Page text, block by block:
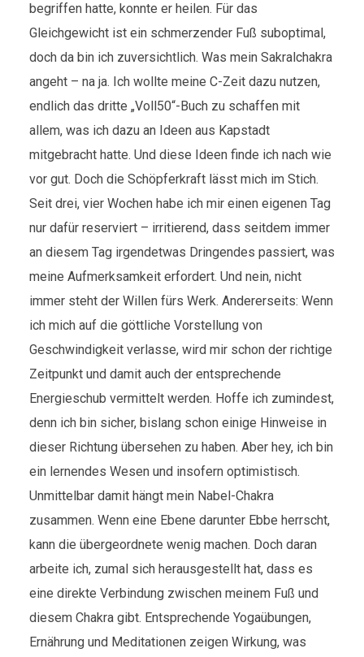
begriffen hatte, konnte er heilen. Für das
Gleichgewicht ist ein schmerzender Fuß suboptimal,
doch da bin ich zuversichtlich. Was mein Sakralchakra
angeht – na ja. Ich wollte meine C-Zeit dazu nutzen,
endlich das dritte „Voll50“-Buch zu schaffen mit
allem, was ich dazu an Ideen aus Kapstadt
mitgebracht hatte. Und diese Ideen finde ich nach wie
vor gut. Doch die Schöpferkraft lässt mich im Stich.
Seit drei, vier Wochen habe ich mir einen eigenen Tag
nur dafür reserviert – irritierend, dass seitdem immer
an diesem Tag irgendetwas Dringendes passiert, was
meine Aufmerksamkeit erfordert. Und nein, nicht
immer steht der Willen fürs Werk. Andererseits: Wenn
ich mich auf die göttliche Vorstellung von
Geschwindigkeit verlasse, wird mir schon der richtige
Zeitpunkt und damit auch der entsprechende
Energieschub vermittelt werden. Hoffe ich zumindest,
denn ich bin sicher, bislang schon einige Hinweise in
dieser Richtung übersehen zu haben. Aber hey, ich bin
ein lernendes Wesen und insofern optimistisch.
Unmittelbar damit hängt mein Nabel-Chakra
zusammen. Wenn eine Ebene darunter Ebbe herrscht,
kann die übergeordnete wenig machen. Doch daran
arbeite ich, zumal sich herausgestellt hat, dass es
eine direkte Verbindung zwischen meinem Fuß und
diesem Chakra gibt. Entsprechende Yogaübungen,
Ernährung und Meditationen zeigen Wirkung, was